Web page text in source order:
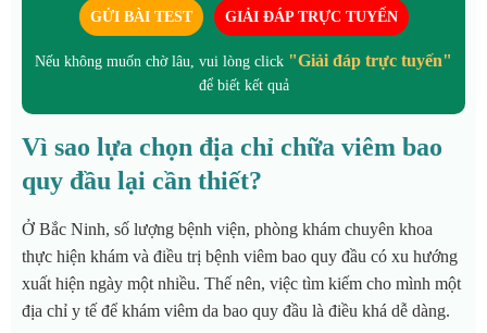
GỬI BÀI TEST GIẢI ĐÁP TRỰC TUYẾN
Nếu không muốn chờ lâu, vui lòng click "Giải đáp trực tuyến"
để biết kết quả
Vì sao lựa chọn địa chỉ chữa viêm bao
quy đầu lại cần thiết?
Ở Bắc Ninh, số lượng bệnh viện, phòng khám chuyên khoa
thực hiện khám và điều trị bệnh viêm bao quy đầu có xu hướng
xuất hiện ngày một nhiều. Thế nên, việc tìm kiếm cho mình một
địa chỉ y tế để khám viêm da bao quy đầu là điều khá dễ dàng.